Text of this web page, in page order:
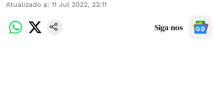
Atualizado a: 11 Jul 2022, 22:11
Siga-nos